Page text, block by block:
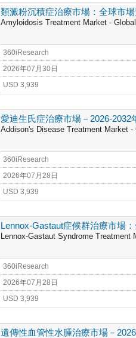
類澱粉沉積症治療市場：全球市場
Amyloidosis Treatment Market -
360iResearch
2026年07月30日
USD 3,939
愛迪生氏症治療市場－2026-2032
Addison's Disease Treatment Market -
360iResearch
2026年07月28日
USD 3,939
Lennox-Gastaut症候群治療市場
Lennox-Gastaut Syndrome Treatment
360iResearch
2026年07月28日
USD 3,939
遺傳性血管性水腫治療市場－